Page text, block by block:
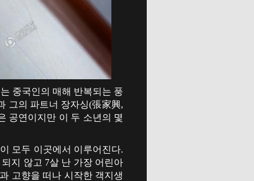
중국인의 매해 반복되는 풍
그의 파트너 장자싱(張家興,
공연이지만 이 두 소년의 몇
모두 이곳에서 이루어진다.
지 않고 7살 난 가장 어린아
고향을 떠나 시작한 객지생